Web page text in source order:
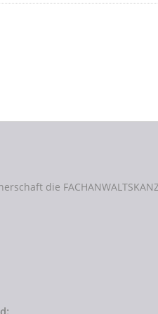
die